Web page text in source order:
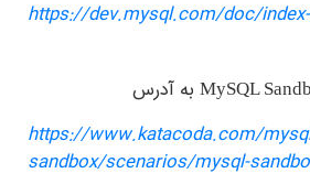
https://dev.mysql.com/
به آدرس
https://
sandbox/scenarios/mysql-